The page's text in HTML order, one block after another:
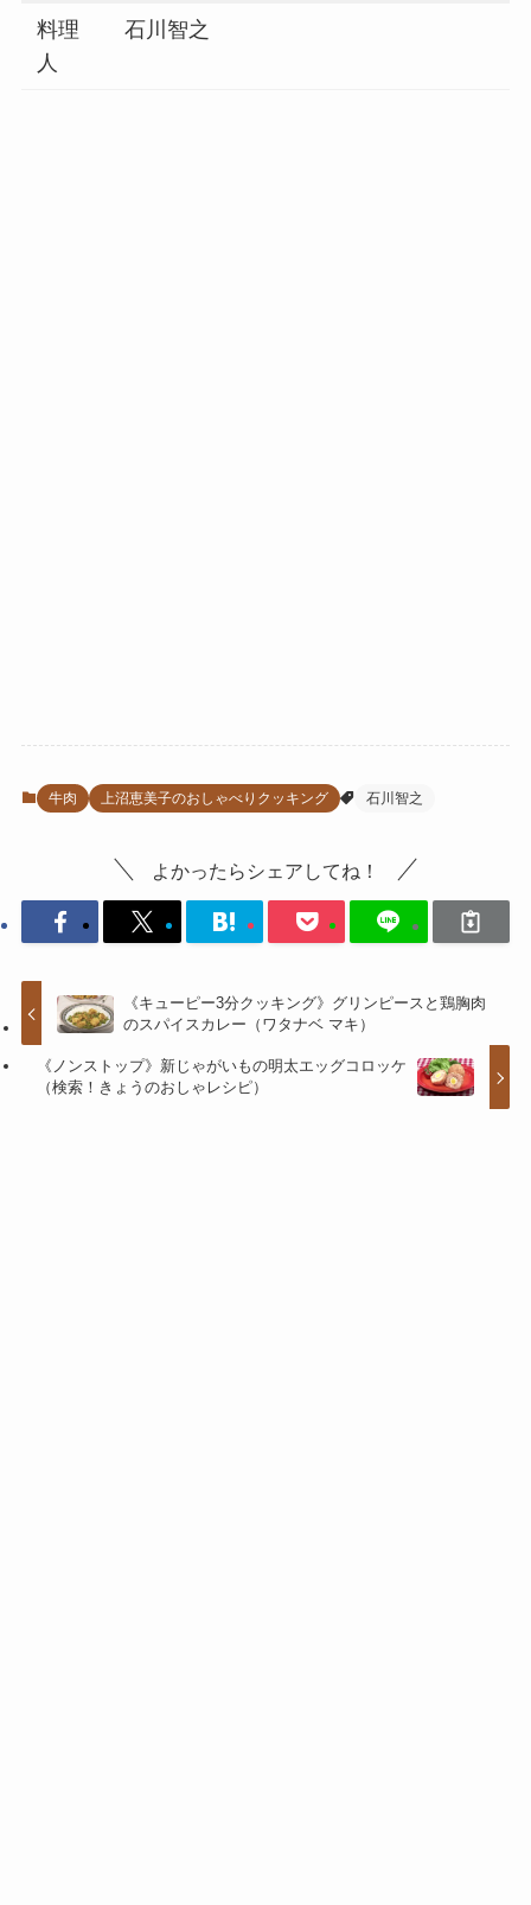
料理
人
石川智之
牛肉 上沼恵美子のおしゃべりクッキング 石川智之
よかったらシェアしてね！
《キューピー3分クッキング》グリンピースと鶏胸肉
のスパイスカレー（ワタナベ マキ）
《ノンストップ》新じゃがいもの明太エッグコロッケ
（検索！きょうのおしゃレシピ）